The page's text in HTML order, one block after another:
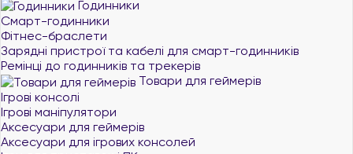
Годинники
Смарт-годинники
Фітнес-браслети
Зарядні пристрої та кабелі для смарт-годинників
Ремінці до годинників та трекерів
Товари для геймерів
Ігрові консолі
Ігрові маніпулятори
Аксесуари для геймерів
Аксесуари для ігрових консолей